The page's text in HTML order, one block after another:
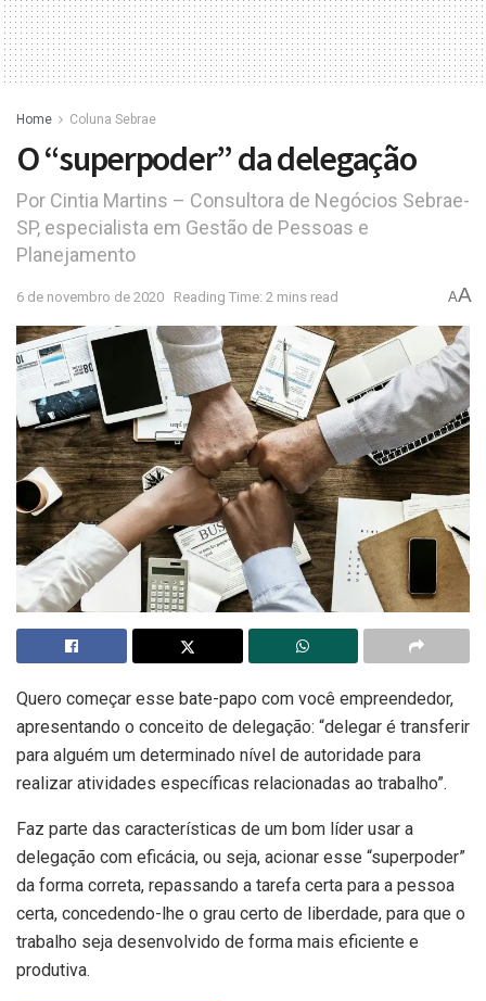
Home Coluna Sebrae
O “superpoder” da delegação
Por Cintia Martins – Consultora de Negócios Sebrae-
SP, especialista em Gestão de Pessoas e
Planejamento
6 de novembro de 2020 Reading Time: 2 mins read AA
Quero começar esse bate-papo com você empreendedor,
apresentando o conceito de delegação: “delegar é transferir
para alguém um determinado nível de autoridade para
realizar atividades específicas relacionadas ao trabalho”.
Faz parte das características de um bom líder usar a
delegação com eficácia, ou seja, acionar esse “superpoder”
da forma correta, repassando a tarefa certa para a pessoa
certa, concedendo-lhe o grau certo de liberdade, para que o
trabalho seja desenvolvido de forma mais eficiente e
produtiva.